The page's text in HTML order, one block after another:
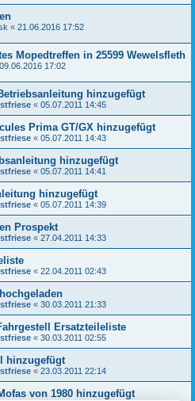
« 21.06.2016 17:52
Mopedtreffen in 25599 Wewelsfleth
09.06.2016 17:02
hinzugefügt
« 05.07.2011 14:45
Prima GT/GX hinzugefügt
« 05.07.2011 14:43
hinzugefügt
« 05.07.2011 14:41
hinzugefügt
« 05.07.2011 14:39
Prospekt
« 27.04.2011 14:33
« 22.04.2011 02:43
« 30.03.2011 21:33
Ersatzteileliste
« 30.03.2011 02:55
hinzugefügt
« 23.03.2011 22:14
von 1980 hinzugefügt